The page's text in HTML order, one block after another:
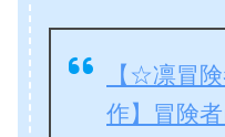
【☆凛冒
作】冒険